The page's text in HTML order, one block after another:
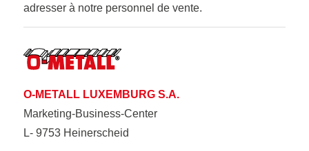
adresser à notre personnel de vente.
O-METALL LUXEMBURG S.A.
Marketing-Business-Center
L- 9753 Heinerscheid